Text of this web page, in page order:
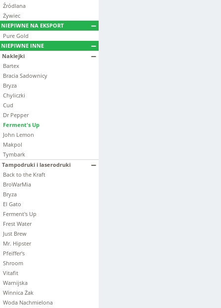
Źródlana
Żywiec
NIEPIWNE NA EKSPORT
Pure Gold
NIEPIWNE INNE
Naklejki
Bartex
Bracia Sadownicy
Bryza
Chyliczki
Cud
Dr Pepper
Ferment's Up
John Lemon
Makpol
Tymbark
Tampodruki i laserodruki
Back to the Kraft
BroWarMia
Bryza
El Gato
Ferment's Up
Frest Water
Just Brew
Mr. Hipster
Pfeiffer's
Shroom
Vitafit
Warnijska
Winnica Żak
Woda Nachmielona